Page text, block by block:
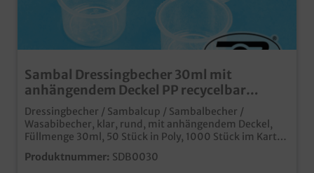
Sambal Dressingbecher 30ml mit
anhängendem Deckel PP recycelbar
1000St
Dressingbecher / Sambalcup / Sambalbecher /
Wasabibecher, klar, rund, mit anhängendem Deckel,
Füllmenge 30ml, 50 Stück in Poly, 1000 Stück im Karton
transparenter kleiner Becher Ideal für Dressings zum
Salat oder Saucen zum Asia Food wie Bratnudeln,
Produktnummer: SDB0030